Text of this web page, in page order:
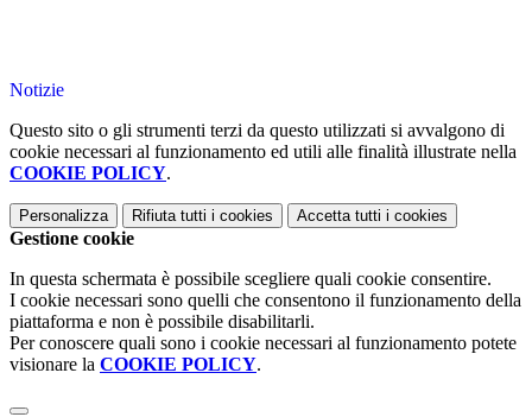
Notizie
Questo sito o gli strumenti terzi da questo utilizzati si avvalgono di
cookie necessari al funzionamento ed utili alle finalità illustrate nella
COOKIE POLICY.
Personalizza Rifiuta tutti i cookies Accetta tutti i cookies
Gestione cookie
In questa schermata è possibile scegliere quali cookie consentire.
I cookie necessari sono quelli che consentono il funzionamento della
piattaforma e non è possibile disabilitarli.
Per conoscere quali sono i cookie necessari al funzionamento potete
visionare la COOKIE POLICY.